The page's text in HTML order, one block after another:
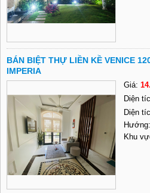
BÁN BIỆT THỰ LIỀN KỀ VENICE
IMPERIA
Giá:
Diện
Diện
Khu